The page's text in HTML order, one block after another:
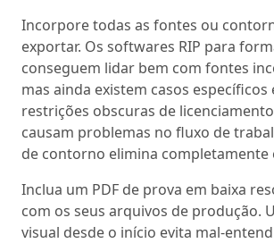
Incorpore todas as fontes ou
exportar. Os softwares RIP para
conseguem lidar bem com fontes
mas ainda existem casos específicos
restrições obscuras de
causam problemas no fluxo de
de contorno elimina completamente
Inclua um PDF de prova em baixa
com os seus arquivos de produção.
visual desde o início evita mal-